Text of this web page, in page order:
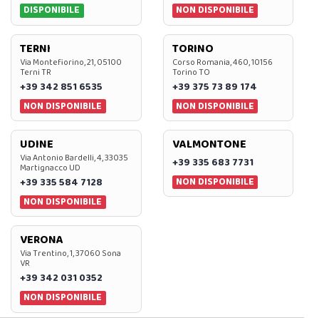
DISPONIBILE NON DISPONIBILE
TERNI
Via Montefiorino, 21, 05100
Terni TR
+39 342 851 6535
NON DISPONIBILE
TORINO
Corso Romania, 460, 10156
Torino TO
+39 375 73 89 174
NON DISPONIBILE
UDINE
Via Antonio Bardelli, 4, 33035
Martignacco UD
+39 335 584 7128
NON DISPONIBILE
VALMONTONE
+39 335 683 7731
NON DISPONIBILE
VERONA
Via Trentino, 1, 37060 Sona
VR
+39 342 031 0352
NON DISPONIBILE